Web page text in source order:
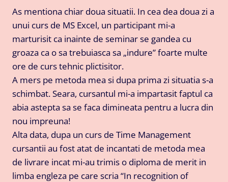
As mentiona chiar doua situatii. In cea dea doua zi a
unui curs de MS Excel, un participant mi-a
marturisit ca inainte de seminar se gandea cu
groaza ca o sa trebuiasca sa „indure” foarte multe
ore de curs tehnic plictisitor.
A mers pe metoda mea si dupa prima zi situatia s-a
schimbat. Seara, cursantul mi-a impartasit faptul ca
abia astepta sa se faca dimineata pentru a lucra din
nou impreuna!
Alta data, dupa un curs de Time Management
cursantii au fost atat de incantati de metoda mea
de livrare incat mi-au trimis o diploma de merit in
limba engleza pe care scria “In recognition of